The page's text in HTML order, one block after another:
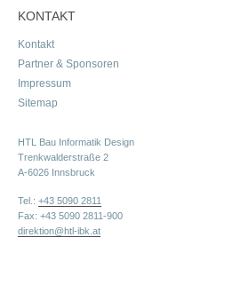
KONTAKT
Kontakt
Partner & Sponsoren
Impressum
Sitemap
HTL Bau Informatik Design
Trenkwalderstraße 2
A-6026 Innsbruck
Tel.: +43 5090 2811
Fax: +43 5090 2811-900
direktion@htl-ibk.at